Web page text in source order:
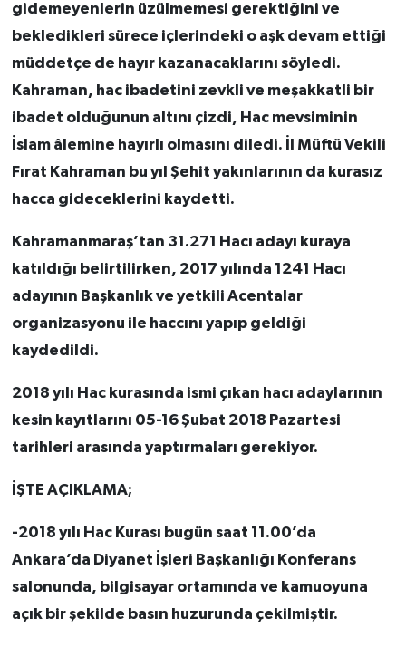
gidemeyenlerin üzülmemesi gerektiğini ve
bekledikleri sürece içlerindeki o aşk devam ettiği
müddetçe de hayır kazanacaklarını söyledi.
Kahraman, hac ibadetini zevkli ve meşakkatli bir
ibadet olduğunun altını çizdi, Hac mevsiminin
İslam âlemine hayırlı olmasını diledi. İl Müftü Vekili
Fırat Kahraman bu yıl Şehit yakınlarının da kurasız
hacca gideceklerini kaydetti.
Kahramanmaraş’tan 31.271 Hacı adayı kuraya
katıldığı belirtilirken, 2017 yılında 1241 Hacı
adayının Başkanlık ve yetkili Acentalar
organizasyonu ile haccını yapıp geldiği
kaydedildi.
2018 yılı Hac kurasında ismi çıkan hacı adaylarının
kesin kayıtlarını 05-16 Şubat 2018 Pazartesi
tarihleri arasında yaptırmaları gerekiyor.
İŞTE AÇIKLAMA;
-2018 yılı Hac Kurası bugün saat 11.00’da
Ankara’da Diyanet İşleri Başkanlığı Konferans
salonunda, bilgisayar ortamında ve kamuoyuna
açık bir şekilde basın huzurunda çekilmiştir.